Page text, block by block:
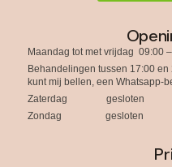
Maandag tot met vrijdag 09:00
Behandelingen tussen 17:00
kunt mij bellen, een Whatsapp-
Zaterdag gesloten
Zondag gesloten